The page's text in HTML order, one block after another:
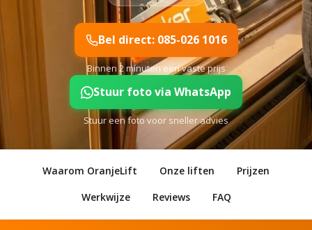
Bel direct: 085-026 1016
Binnen 2 minuten een vaste prijs
Stuur foto via WhatsApp
Stuur een foto voor sneller advies
Waarom OranjeLift Onze liften
Prijzen
Werkwijze
Reviews FAQ